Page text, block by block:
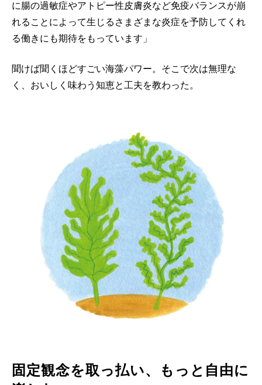
に腸の過敏症やアトピー性皮膚炎など免疫バランスが崩
れることによって生じるさまざまな炎症を予防してくれ
る働きにも期待をもっています」
聞けば聞くほどすごい海藻パワー。そこで次は無理な
く、おいしく味わう知恵と工夫を教わった。
固定観念を取っ払い、もっと自由に